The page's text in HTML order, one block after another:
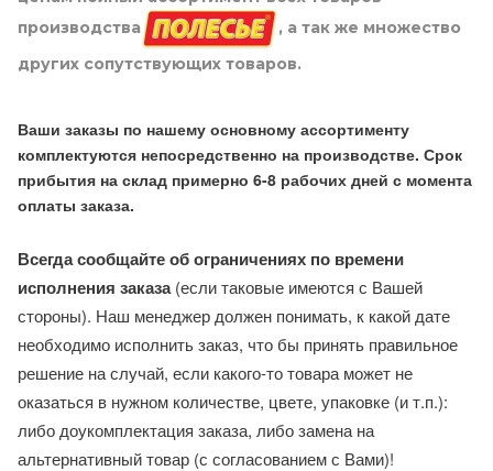
производства
, а так же множество
других сопутствующих товаров.
Ваши заказы по нашему основному ассортименту
комплектуются непосредственно на производстве. Срок
прибытия на склад примерно 6-8 рабочих дней с момента
оплаты заказа.
Всегда сообщайте об ограничениях по времени
исполнения заказа(если таковые имеются с Вашей
стороны). Наш менеджер должен понимать, к какой дате
необходимо исполнить заказ, что бы принять правильное
решение на случай, если какого-то товара может не
оказаться в нужном количестве, цвете, упаковке (и т.п.):
либо доукомплектация заказа, либо замена на
альтернативный товар (с согласованием с Вами)!